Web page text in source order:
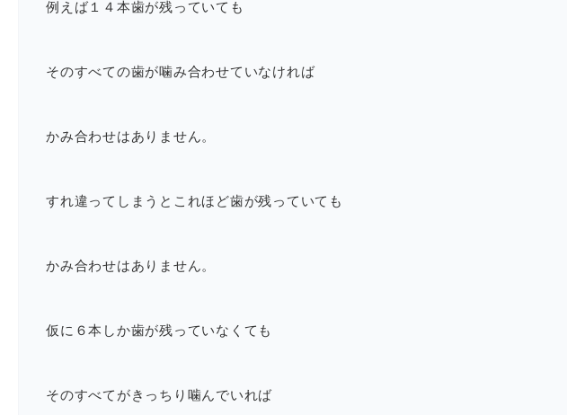
例えば１４本歯が残っていても
そのすべての歯が噛み合わせていなければ
かみ合わせはありません。
すれ違ってしまうとこれほど歯が残っていても
かみ合わせはありません。
仮に６本しか歯が残っていなくても
そのすべてがきっちり噛んでいれば